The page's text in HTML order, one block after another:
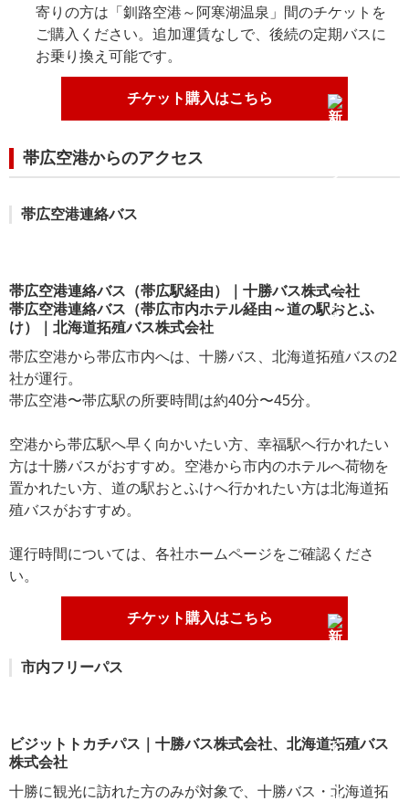
寄りの方は「釧路空港～阿寒湖温泉」間のチケットを
ご購入ください。追加運賃なしで、後続の定期バスに
お乗り換え可能です。
チケット購入はこちら
帯広空港からのアクセス
帯広空港連絡バス
帯広空港連絡バス（帯広駅経由）｜十勝バス株式会社
帯広空港連絡バス（帯広市内ホテル経由～道の駅おとふ
け）｜北海道拓殖バス株式会社
帯広空港から帯広市内へは、十勝バス、北海道拓殖バスの2
社が運行。
帯広空港〜帯広駅の所要時間は約40分〜45分。
空港から帯広駅へ早く向かいたい方、幸福駅へ行かれたい
方は十勝バスがおすすめ。空港から市内のホテルへ荷物を
置かれたい方、道の駅おとふけへ行かれたい方は北海道拓
殖バスがおすすめ。
運行時間については、各社ホームページをご確認くださ
い。
チケット購入はこちら
市内フリーパス
ビジットトカチパス｜十勝バス株式会社、北海道拓殖バス
株式会社
十勝に観光に訪れた方のみが対象で、十勝バス・北海道拓